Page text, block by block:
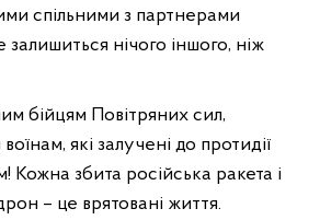
спільними з партнерами
залишиться нічого іншого, ніж
бійцям Повітряних сил,
які залучені до протидії
Кожна збита російська ракета і
– це врятовані життя.